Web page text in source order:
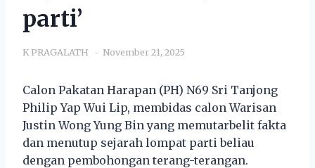
parti’
K PRAGALATH November 21, 2025
Calon Pakatan Harapan (PH) N69 Sri Tanjong
Philip Yap Wui Lip, membidas calon Warisan
Justin Wong Yung Bin yang memutarbelit fakta
dan menutup sejarah lompat parti beliau
dengan pembohongan terang-terangan.